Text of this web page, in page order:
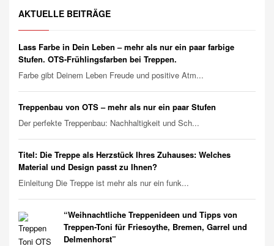
AKTUELLE BEITRÄGE
Lass Farbe in Dein Leben – mehr als nur ein paar farbige
Stufen. OTS-Frühlingsfarben bei Treppen.
Farbe gibt Deinem Leben Freude und positive Atm...
Treppenbau von OTS – mehr als nur ein paar Stufen
Der perfekte Treppenbau: Nachhaltigkeit und Sch...
Titel: Die Treppe als Herzstück Ihres Zuhauses: Welches
Material und Design passt zu Ihnen?
Einleitung Die Treppe ist mehr als nur ein funk...
“Weihnachtliche Treppenideen und Tipps von
Treppen-Toni für Friesoythe, Bremen, Garrel und
Delmenhorst”